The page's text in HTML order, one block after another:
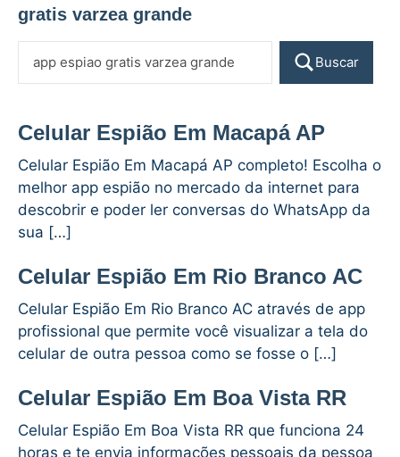
gratis varzea grande
Buscar
Celular Espião Em Macapá AP
Celular Espião Em Macapá AP completo! Escolha o
melhor app espião no mercado da internet para
descobrir e poder ler conversas do WhatsApp da
sua […]
Celular Espião Em Rio Branco AC
Celular Espião Em Rio Branco AC através de app
profissional que permite você visualizar a tela do
celular de outra pessoa como se fosse o […]
Celular Espião Em Boa Vista RR
Celular Espião Em Boa Vista RR que funciona 24
horas e te envia informações pessoais da pessoa